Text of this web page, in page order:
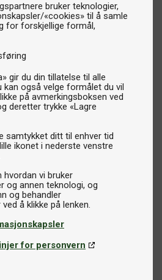
bruker teknologier,
«cookies» til å samle
for forskjellige formål,
gir du din tillatelse til alle
kan også velge formålet du vil
på avmerkingsboksen ved
deretter trykke «Lagre
samtykket ditt til enhver tid
ikonet i nederste venstre
hvordan vi bruker
og annen teknologi, og
og behandler
for personvern